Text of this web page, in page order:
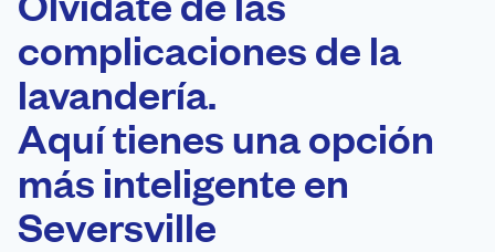
Programa tu recogida
0 min
Recojo y entrega
casa
Abierto 24/7
complicaciones de la
lavandería.
Aquí tienes una opción
más inteligente en
Seversville